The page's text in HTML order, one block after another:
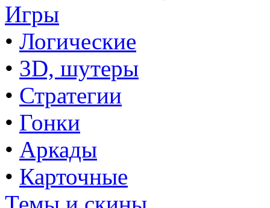
Игры
• Логические
• 3D, шутеры
• Стратегии
• Гонки
• Аркады
• Карточные